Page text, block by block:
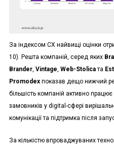
За індексом CX найвищі оцінки
10). Решта компаній, серед яких
Brander, Vintage, Web-Stolicaта
Promodexпоказав дещо нижчий
більшість компаній активно
замовників у digital-сфері
комунікації та підтримка після
За кількістю впроваджуваних